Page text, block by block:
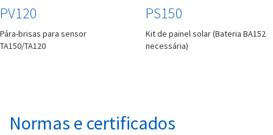
PV120
Pára-brisas para sensor
TA150/TA120
PS150
Kit de painel solar (Bateria BA152
necessária)
Normas e certificados